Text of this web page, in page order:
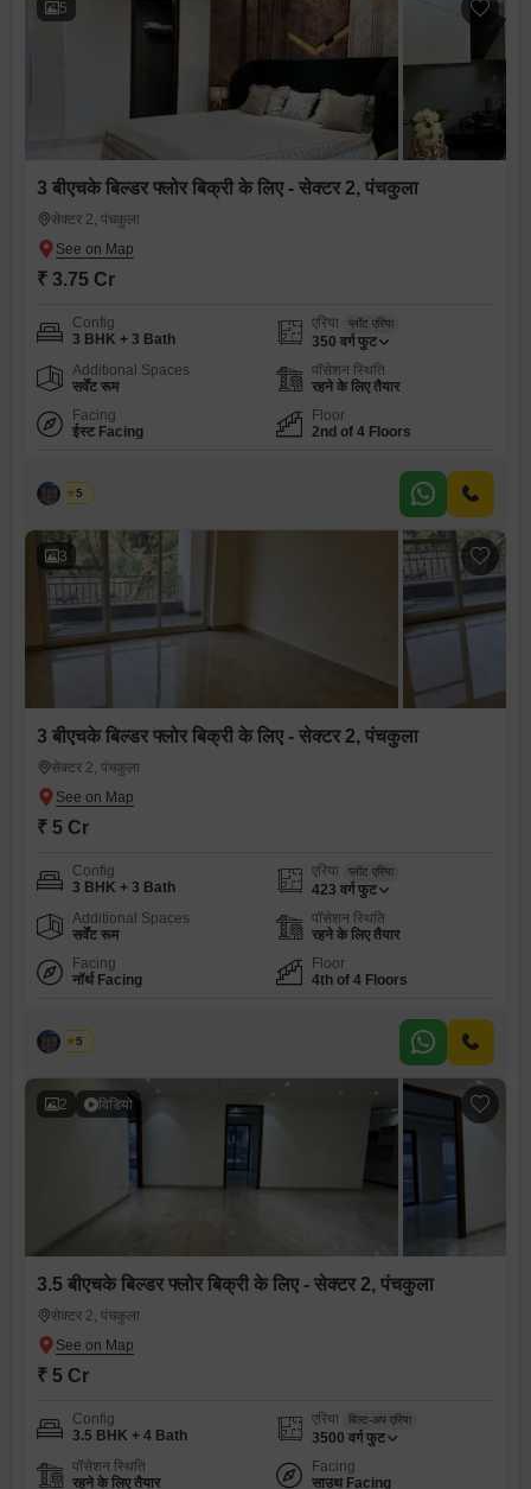
5
3 बीएचके बिल्डर फ्लोर बिक्री के लिए - सेक्टर 2, पंचकुला
सेक्टर 2, पंचकुला
₹ 3.75 Cr
Config
3 BHK + 3 Bath
एरिया प्लॉट एरिया
350 वर्ग फुट
Additional Spaces
सर्वेंट रूम
पॉसेशन स्थिति
रहने के लिए तैयार
Facing
ईस्ट Facing
Floor
2nd of 4 Floors
पलक
5
3
3 बीएचके बिल्डर फ्लोर बिक्री के लिए - सेक्टर 2, पंचकुला
सेक्टर 2, पंचकुला
₹ 5 Cr
Config
3 BHK + 3 Bath
एरिया प्लॉट एरिया
423 वर्ग फुट
Additional Spaces
सर्वेंट रूम
पॉसेशन स्थिति
रहने के लिए तैयार
Facing
नॉर्थ Facing
Floor
4th of 4 Floors
पलक
5
2 विडियो
3.5 बीएचके बिल्डर फ्लोर बिक्री के लिए - सेक्टर 2, पंचकुला
सेक्टर 2, पंचकुला
₹ 5 Cr
Config
3.5 BHK + 4 Bath
एरिया बिल्ट-अप एरिया
3500 वर्ग फुट
पॉसेशन स्थिति
रहने के लिए तैयार
Facing
साउथ Facing